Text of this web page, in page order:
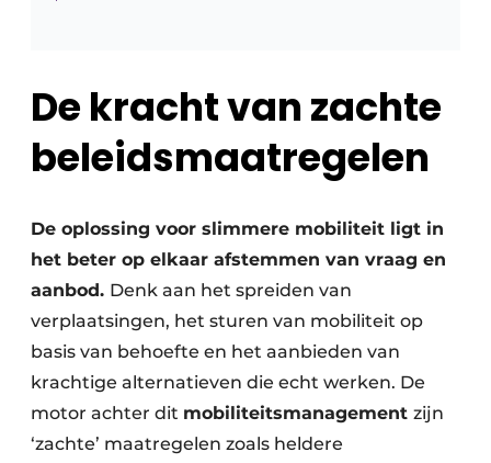
De kracht van zachte
beleidsmaatregelen
De oplossing voor slimmere mobiliteit ligt in
het beter op elkaar afstemmen van vraag en
aanbod. Denk aan het spreiden van
verplaatsingen, het sturen van mobiliteit op
basis van behoefte en het aanbieden van
krachtige alternatieven die echt werken. De
motor achter dit mobiliteitsmanagement zijn
‘zachte’ maatregelen zoals heldere